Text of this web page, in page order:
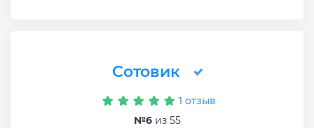
Сотовик
1 отзыв
№6из 55